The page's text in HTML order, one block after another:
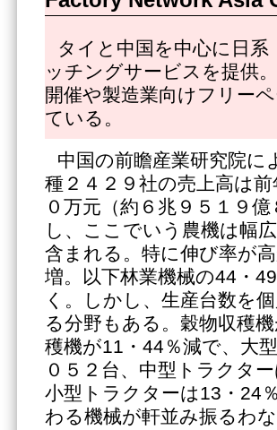
タイと中国を中心に日
ッチングサービスを提供
開催や製造業向けフリー
ている。
中国の前瞻産業研究院に
種２４２９社の売上高は
０万元（約６兆９５１９
し、ここでいう農機は幅
含まれる。特に伸び率が
増。以下林業機械の44・
く。しかし、生産台数を
る分野もある。穀物収穫
穫機が11・44％減で、大
０５２台、中型トラクタ
小型トラクターは13・24
わる機械が軒並み振るわな